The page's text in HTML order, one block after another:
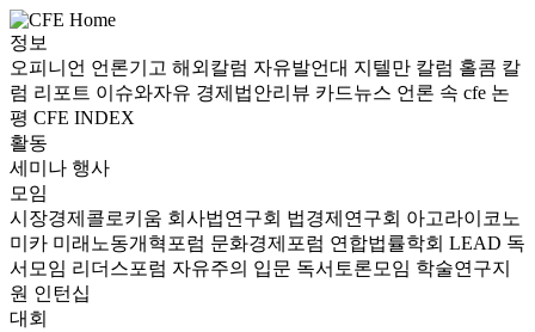
정보
오피니언 언론기고 해외칼럼 자유발언대 지텔만 칼럼 홀콤 칼
럼 리포트 이슈와자유 경제법안리뷰 카드뉴스 언론 속 cfe 논
평 CFE INDEX
활동
세미나 행사
모임
시장경제콜로키움 회사법연구회 법경제연구회 아고라이코노
미카 미래노동개혁포럼 문화경제포럼 연합법률학회 LEAD 독
서모임 리더스포럼 자유주의 입문 독서토론모임 학술연구지
원 인턴십
대회